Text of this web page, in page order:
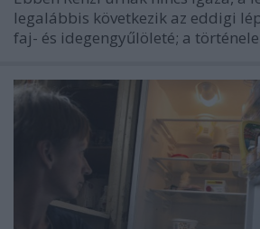
legalábbis következik az eddigi
faj- és idegengyűlöleté; a